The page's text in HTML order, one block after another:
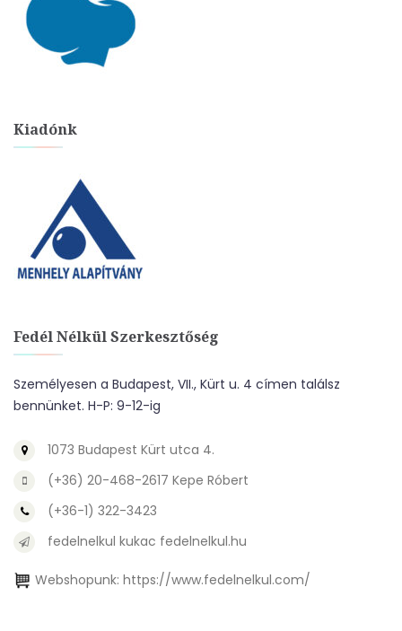
Kiadónk
Fedél Nélkül Szerkesztőség
Személyesen a Budapest, VII., Kürt u. 4 címen találsz
bennünket. H-P: 9-12-ig
1073 Budapest Kürt utca 4.
(+36) 20-468-2617 Kepe Róbert
(+36-1) 322-3423
fedelnelkul kukac fedelnelkul.hu
Webshopunk: https://www.fedelnelkul.com/